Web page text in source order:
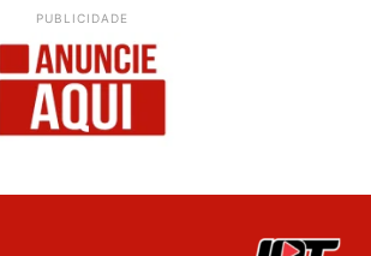
PUBLICIDADE